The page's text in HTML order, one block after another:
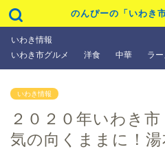
のんぴーの「いわき
いわき情報
いわき市グルメ
洋食 中華 ラ
いわき情報
２０２０年いわき
気の向くままに！湯